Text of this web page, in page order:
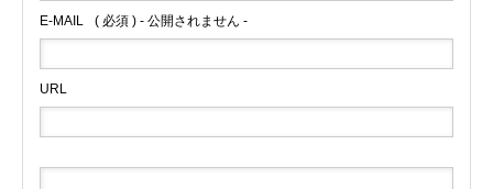
E-MAIL ( 必須 ) - 公開されません -
URL